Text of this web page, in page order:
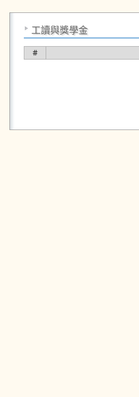
工讀與獎學金
＃